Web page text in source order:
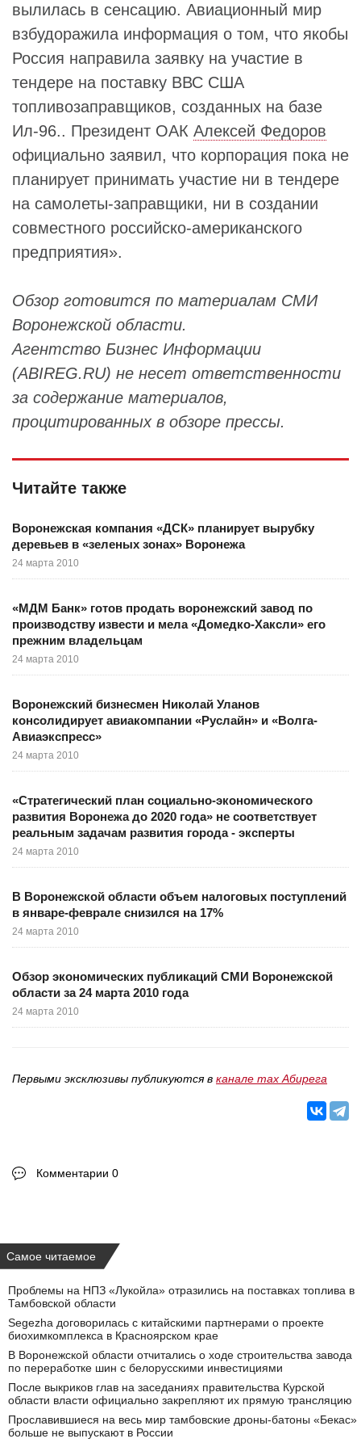
вылилась в сенсацию. Авиационный мир
взбудоражила информация о том, что якобы
Россия направила заявку на участие в
тендере на поставку ВВС США
топливозаправщиков, созданных на базе
Ил-96.. Президент ОАК Алексей Федоров
официально заявил, что корпорация пока не
планирует принимать участие ни в тендере
на самолеты-заправщики, ни в создании
совместного российско-американского
предприятия».
Обзор готовится по материалам СМИ
Воронежской области.
Агентство Бизнес Информации
(ABIREG.RU) не несет ответственности
за содержание материалов,
процитированных в обзоре прессы.
Читайте также
Воронежская компания «ДСК» планирует вырубку
деревьев в «зеленых зонах» Воронежа
24 марта 2010
«МДМ Банк» готов продать воронежский завод по
производству извести и мела «Домедко-Хаксли» его
прежним владельцам
24 марта 2010
Воронежский бизнесмен Николай Уланов
консолидирует авиакомпании «Руслайн» и «Волга-
Авиаэкспресс»
24 марта 2010
«Стратегический план социально-экономического
развития Воронежа до 2020 года» не соответствует
реальным задачам развития города - эксперты
24 марта 2010
В Воронежской области объем налоговых поступлений
в январе-феврале снизился на 17%
24 марта 2010
Обзор экономических публикаций СМИ Воронежской
области за 24 марта 2010 года
24 марта 2010
Первыми эксклюзивы публикуются в канале max Абирега
Комментарии 0
Самое читаемое
Проблемы на НПЗ «Лукойла» отразились на поставках топлива в
Тамбовской области
Segezha договорилась с китайскими партнерами о проекте
биохимкомплекса в Красноярском крае
В Воронежской области отчитались о ходе строительства завода
по переработке шин с белорусскими инвестициями
После выкриков глав на заседаниях правительства Курской
области власти официально закрепляют их прямую трансляцию
Прославившиеся на весь мир тамбовские дроны-батоны «Бекас»
больше не выпускают в России